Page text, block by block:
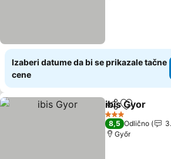
Izaberi datume da bi se prikazale tačne
cene
Deli Dodati u
ibis Gyor
3 Zvezdice
8,5 Odlično
Győr